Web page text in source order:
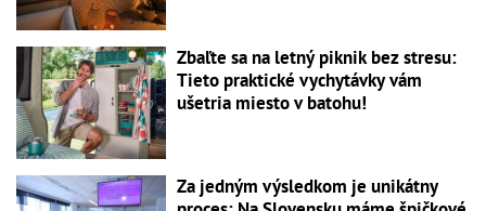
Zbaľte sa na letný piknik bez stresu:
Tieto praktické vychytávky vám
ušetria miesto v batohu!
Za jedným výsledkom je unikátny